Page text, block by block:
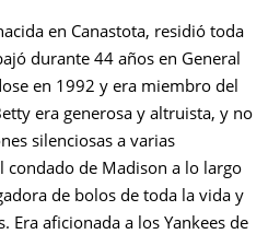
en Canastota, residió toda
durante 44 años en General
en 1992 y era miembro del
era generosa y altruista, y no
silenciosas a varias
condado de Madison a lo largo
de bolos de toda la vida y
Era aficionada a los Yankees de